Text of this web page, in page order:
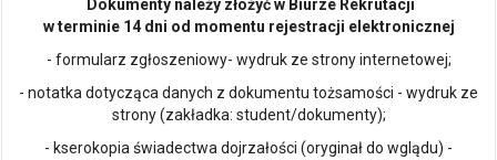
Dokumenty należy złożyć w Biurze Rekrutacji
w terminie 14 dni od momentu rejestracji elektronicznej
- formularz zgłoszeniowy- wydruk ze strony internetowej;
- notatka dotycząca danych z dokumentu tożsamości - wydruk ze
strony (zakładka: student/dokumenty);
- kserokopia świadectwa dojrzałości (oryginał do wglądu) -